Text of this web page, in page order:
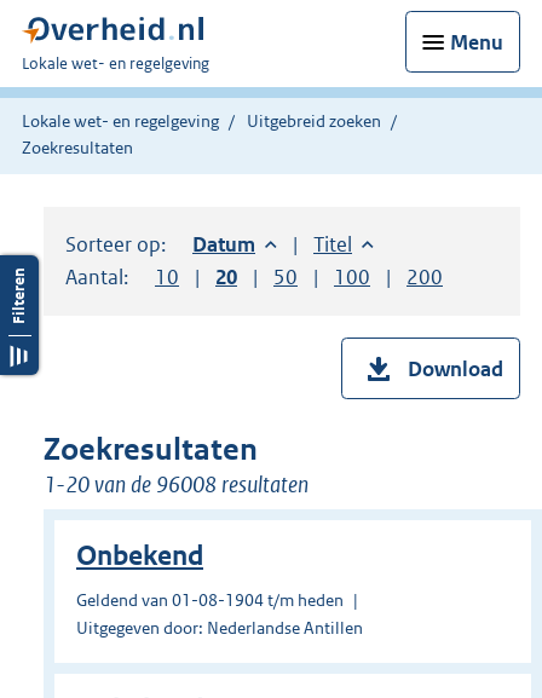
Menu
U
bent
hier:
Lokale wet- en regelgeving
Lokale wet- en regelgeving
Uitgebreid zoeken
Zoekresultaten
Sorteer op: Sorteer op:
Datum aflopendSorteer op:
Titel oplopend
Aantal:
Toon
10 resultaten per pagina
Toon
20 resultaten per pagina
Toon
50 resultaten per pagina
Toon
100 resultaten per
Toon
200
Download
Zoekresultaten
1-20 van de 96008 resultaten
Onbekend
Geldend van 01-08-1904 t/m heden
Uitgegeven door: Nederlandse Antillen